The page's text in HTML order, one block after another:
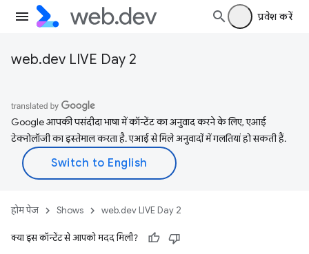
प्रवेश करें
web.dev LIVE Day 2
Google आपकी पसंदीदा भाषा में कॉन्टेंट का अनुवाद करने के लिए, एआई
टेक्नोलॉजी का इस्तेमाल करता है. एआई से मिले अनुवादों में गलतियां हो सकती हैं.
होम पेज Shows web.dev LIVE Day 2
क्या इस कॉन्टेंट से आपको मदद मिली?